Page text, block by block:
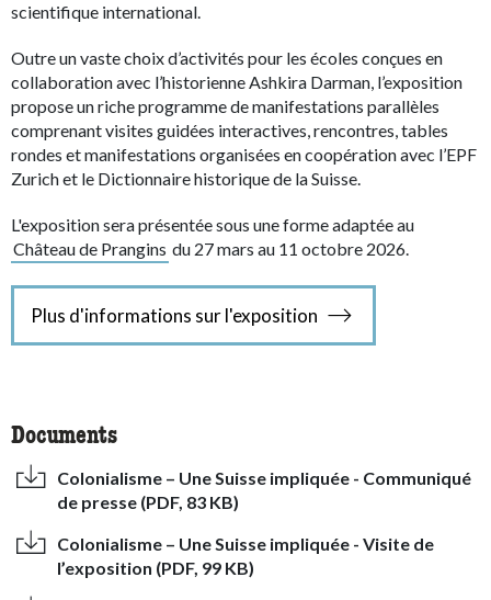
scientifique international.
Outre un vaste choix d’activités pour les écoles conçues en
collaboration avec l’historienne Ashkira Darman, l’exposition
propose un riche programme de manifestations parallèles
comprenant visites guidées interactives, rencontres, tables
rondes et manifestations organisées en coopération avec l’EPF
Zurich et le Dictionnaire historique de la Suisse.
L'exposition sera présentée sous une forme adaptée au
Château de Prangins du 27 mars au 11 octobre 2026.
Plus d'informations sur l'exposition
Documents
Colonialisme – Une Suisse impliquée - Communiqué
de presse (PDF, 83 KB)
Colonialisme – Une Suisse impliquée - Visite de
l’exposition (PDF, 99 KB)